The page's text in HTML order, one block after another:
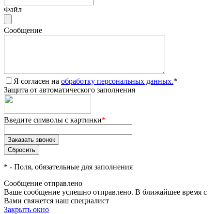
Файл
Сообщение
Я согласен на обработку персональных данных.*
Защита от автоматического заполнения
Введите символы с картинки*
* - Поля, обязательные для заполнения
Сообщение отправлено
Ваше сообщение успешно отправлено. В ближайшее время с
Вами свяжется наш специалист
Закрыть окно